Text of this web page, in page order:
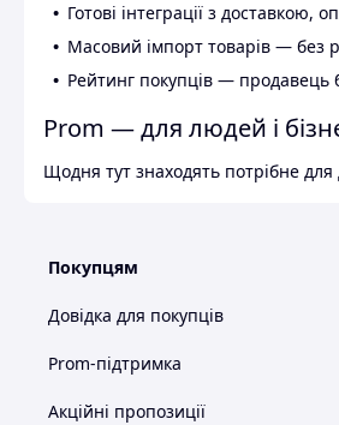
Готові інтеграції з доставкою,
Масовий імпорт товарів — без
Рейтинг покупців — продавець
Prom — для людей і
Щодня тут знаходять потрібне
Покупцям
Довідка для покупців
Prom-підтримка
Акційні пропозиції